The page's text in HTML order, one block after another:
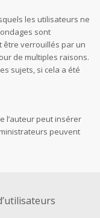
les utilisateurs ne
sont
être verrouillés par un
de multiples raisons.
sujets, si cela a été
l’auteur peut insérer
peuvent